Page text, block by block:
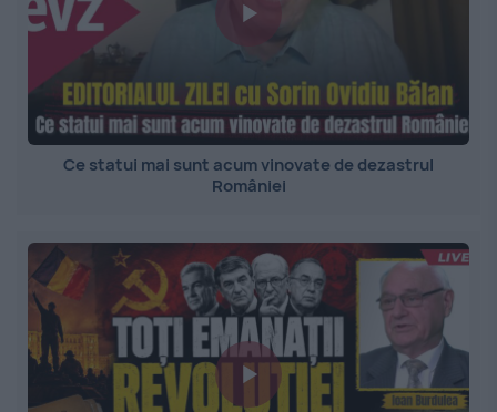
Ce statui mai sunt acum vinovate de dezastrul
României